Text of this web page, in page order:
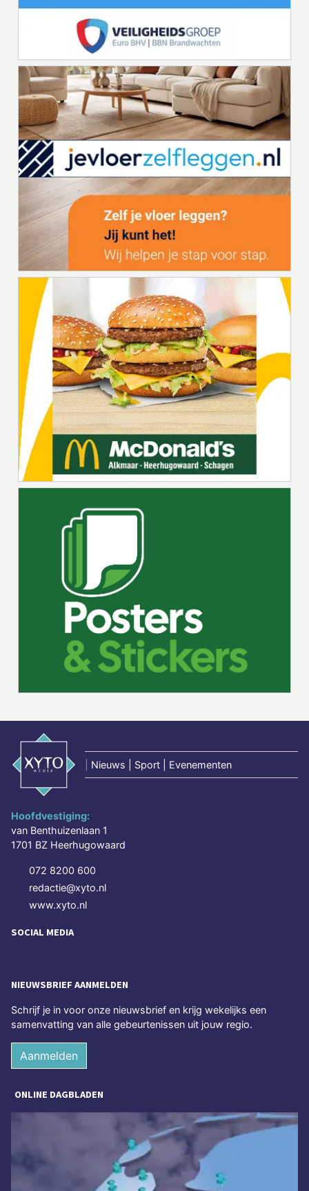
Nieuws | Sport | Evenementen
Hoofdvestiging:
van Benthuizenlaan 1
1701 BZ Heerhugowaard
072 8200 600
redactie@xyto.nl
www.xyto.nl
SOCIAL MEDIA
NIEUWSBRIEF AANMELDEN
Schrijf je in voor onze nieuwsbrief en krijg wekelijks een
samenvatting van alle gebeurtenissen uit jouw regio.
Aanmelden
ONLINE DAGBLADEN